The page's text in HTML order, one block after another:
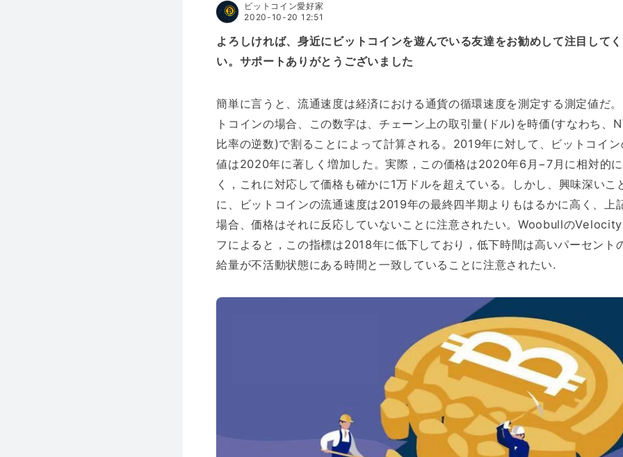
ビットコイン愛好家
2020-10-20 12:51
よろしければ、身近にビットコインを遊んでいる友達をお勧めして注目して
い。サポートありがとうございました
簡単に言うと、流通速度は経済における通貨の循環速度を測定する測定値だ
トコインの場合、この数字は、チェーン上の取引量(ドル)を時価(すなわち、
比率の逆数)で割ることによって計算される。2019年に対して、ビットコイ
値は2020年に著しく増加した。実際，この価格は2020年6月−7月に相対的
く，これに対応して価格も確かに1万ドルを超えている。しかし、興味深いこ
に、ビットコインの流通速度は2019年の最終四半期よりもはるかに高く、上
場合、価格はそれに反応していないことに注意されたい。Woobullの
フによると，この指標は2018年に低下しており，低下時間は高いパーセント
給量が不活動状態にある時間と一致していることに注意されたい.